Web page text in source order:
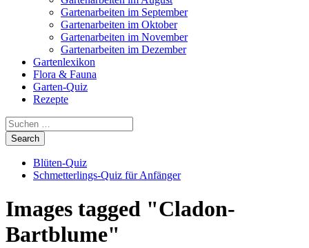
Gartenarbeiten im September
Gartenarbeiten im Oktober
Gartenarbeiten im November
Gartenarbeiten im Dezember
Gartenlexikon
Flora & Fauna
Garten-Quiz
Rezepte
Blüten-Quiz
Schmetterlings-Quiz für Anfänger
Images tagged "Cladon-
Bartblume"